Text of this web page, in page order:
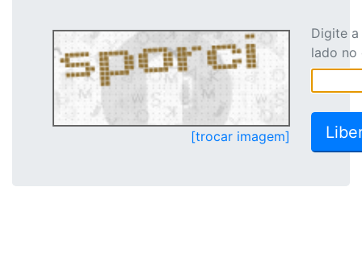
[trocar imagem]
Digite
lado no